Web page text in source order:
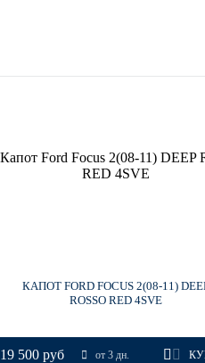
КАПОТ FORD FOCUS 2(08-11)
ROSSO RED 4SVE
19 500 руб от 3 дн.